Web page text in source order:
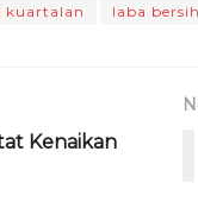
ai n
ai
kuartalan laba bersih
Kenaikan